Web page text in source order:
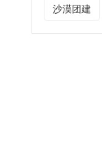
明家”，孩子
沙漠团建